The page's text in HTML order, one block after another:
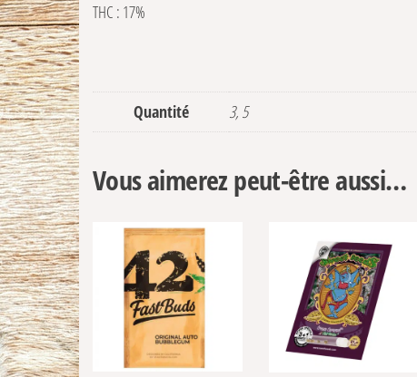
THC : 17%
Quantité 3, 5
Vous aimerez peut-être aussi…